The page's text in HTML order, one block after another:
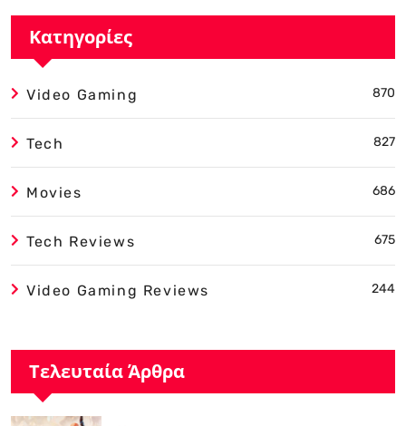
Κατηγορίες
Video Gaming 870
Tech 827
Movies 686
Tech Reviews 675
Video Gaming Reviews 244
Τελευταία Άρθρα